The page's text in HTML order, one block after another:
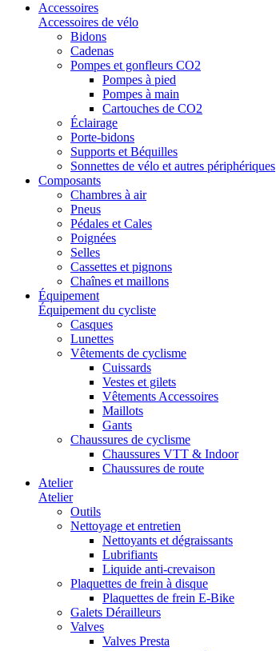
Accessoires
Accessoires de vélo
Bidons
Cadenas
Pompes et gonfleurs CO2
Pompes à pied
Pompes à main
Cartouches de CO2
Éclairage
Porte-bidons
Supports et Béquilles
Sonnettes de vélo et autres périphériques
Composants
Chambres à air
Pneus
Pédales et Cales
Poignées
Selles
Cassettes et pignons
Chaînes et maillons
Équipement
Équipement du cycliste
Casques
Lunettes
Vêtements de cyclisme
Cuissards
Vestes et gilets
Vêtements Accessoires
Maillots
Gants
Chaussures de cyclisme
Chaussures VTT & Indoor
Chaussures de route
Atelier
Atelier
Outils
Nettoyage et entretien
Nettoyants et dégraissants
Lubrifiants
Liquide anti-crevaison
Plaquettes de frein à disque
Plaquettes de frein E-Bike
Galets Dérailleurs
Valves
Valves Presta